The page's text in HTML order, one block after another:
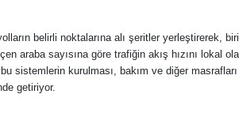
belirli noktalarına alı şeritler yerleştirerek,
araba sayısına göre trafiğin akış hızını lokal
sistemlerin kurulması, bakım ve diğer
getiriyor.